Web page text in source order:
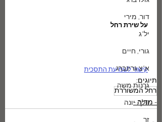
דור, מירי
יל"ג
גורי, חיים
א"צ גרינברג
גרנות משה
וולך, יונה
זך
על שירת רחל
קישור לשמיעת התסכית
תיוגים:
רחל המשוררת
- מדיה -